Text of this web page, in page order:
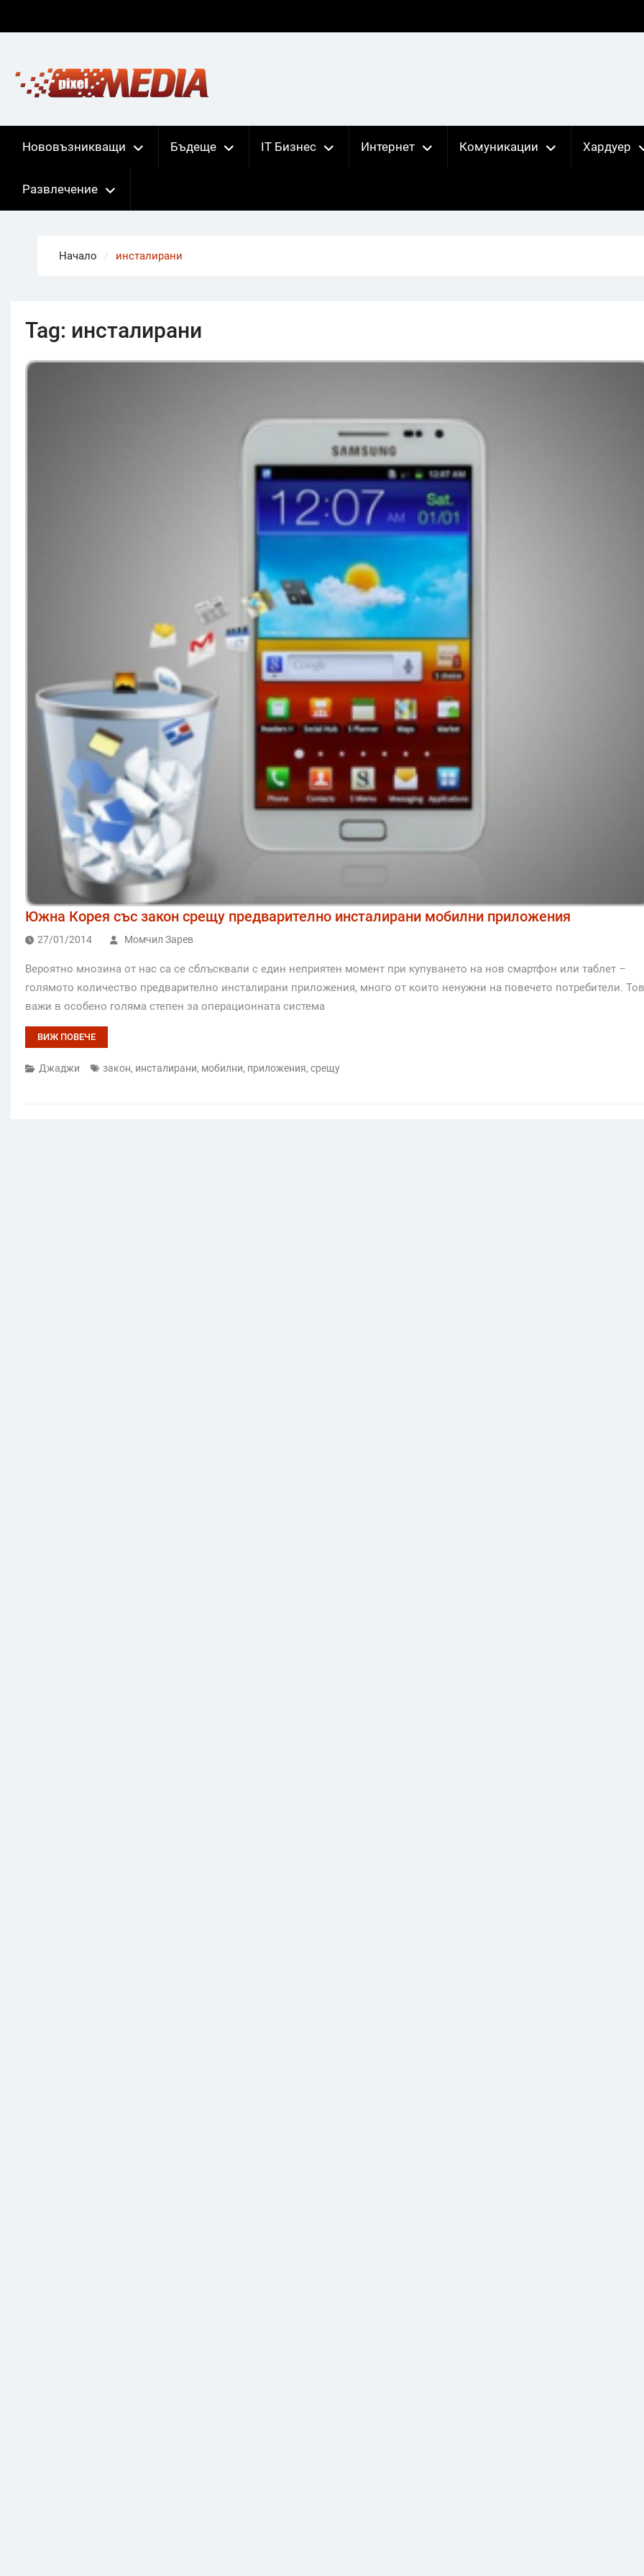
Нововъзникващи Бъдеще IT Бизнес Интернет Комуникации Хардуер
Развлечение
Начало инсталирани
Tag: инсталирани
Южна Корея със закон срещу предварително инсталирани мобилни приложения
27/01/2014 Момчил Зарев
Вероятно мнозина от нас са се сблъсквали с един неприятен момент при купуването на нов смартфон или таблет –
голямото количество предварително инсталирани приложения, много от които ненужни на повечето потребители.
важи в особено голяма степен за операционната система
ВИЖ ПОВЕЧЕ
Джаджи закон, инсталирани, мобилни, приложения, срещу